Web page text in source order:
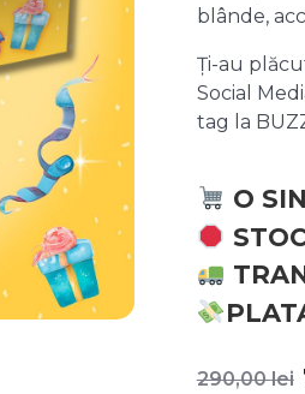
blânde,
Ți-au
Social
tag la
O
290,00lei